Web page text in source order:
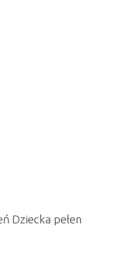
Dziecka pełen